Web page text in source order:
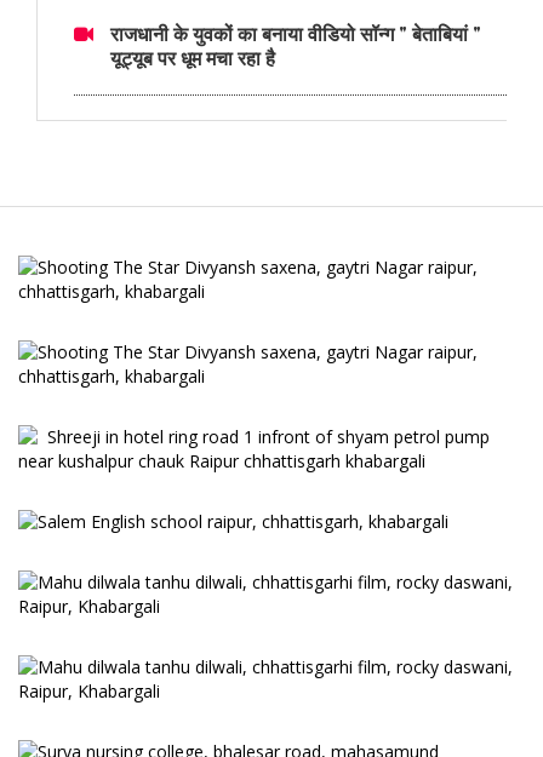
राजधानी के युवकों का बनाया वीडियो सॉन्ग " बेताबियां "
यूट्यूब पर धूम मचा रहा है